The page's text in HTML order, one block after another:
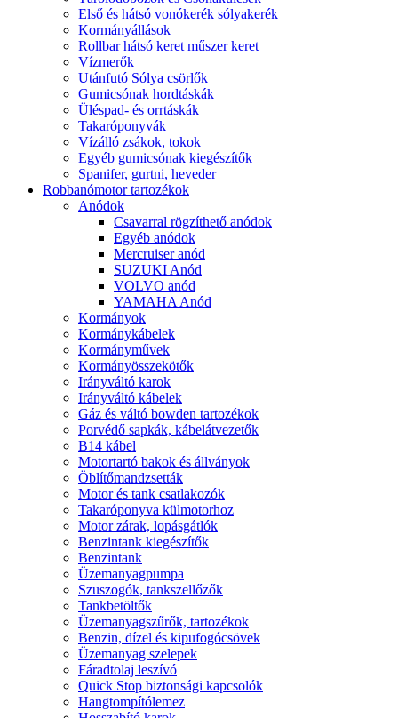
Első és hátsó vonókerék sólyakerék
Kormányállások
Rollbar hátsó keret műszer keret
Vízmerők
Utánfutó Sólya csörlők
Gumicsónak hordtáskák
Üléspad- és orrtáskák
Takaróponyvák
Vízálló zsákok, tokok
Egyéb gumicsónak kiegészítők
Spanifer, gurtni, heveder
Robbanómotor tartozékok
Anódok
Csavarral rögzíthető anódok
Egyéb anódok
Mercruiser anód
SUZUKI Anód
VOLVO anód
YAMAHA Anód
Kormányok
Kormánykábelek
Kormányművek
Kormányösszekötők
Irányváltó karok
Irányváltó kábelek
Gáz és váltó bowden tartozékok
Porvédő sapkák, kábelátvezetők
B14 kábel
Motortartó bakok és állványok
Öblítőmandzsetták
Motor és tank csatlakozók
Takaróponyva külmotorhoz
Motor zárak, lopásgátlók
Benzintank kiegészítők
Benzintank
Üzemanyagpumpa
Szuszogók, tankszellőzők
Tankbetöltők
Üzemanyagszűrők, tartozékok
Benzin, dízel és kipufogócsövek
Üzemanyag szelepek
Fáradtolaj leszívó
Quick Stop biztonsági kapcsolók
Hangtompítólemez